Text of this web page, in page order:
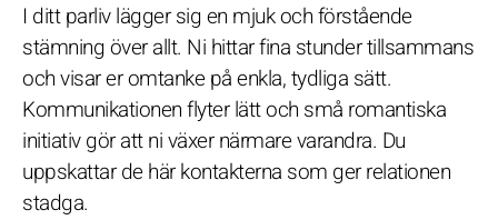
I ditt parliv lägger sig en mjuk och förstående
stämning över allt. Ni hittar fina stunder tillsammans
och visar er omtanke på enkla, tydliga sätt.
Kommunikationen flyter lätt och små romantiska
initiativ gör att ni växer närmare varandra. Du
uppskattar de här kontakterna som ger relationen
stadga.